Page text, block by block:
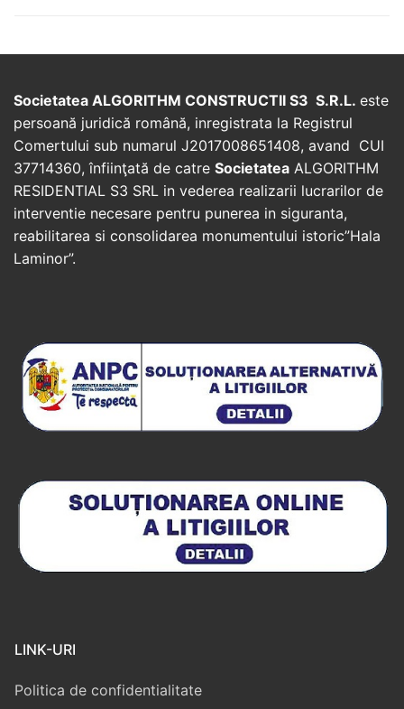
Societatea ALGORITHM CONSTRUCTII S3 S.R.L. este
persoană juridică română, inregistrata la Registrul
Comertului sub numarul J2017008651408, avand CUI
37714360, înfiinţată de catre Societatea ALGORITHM
RESIDENTIAL S3 SRL in vederea realizarii lucrarilor de
interventie necesare pentru punerea in siguranta,
reabilitarea si consolidarea monumentului istoric”Hala
Laminor”.
LINK-URI
Politica de confidentialitate